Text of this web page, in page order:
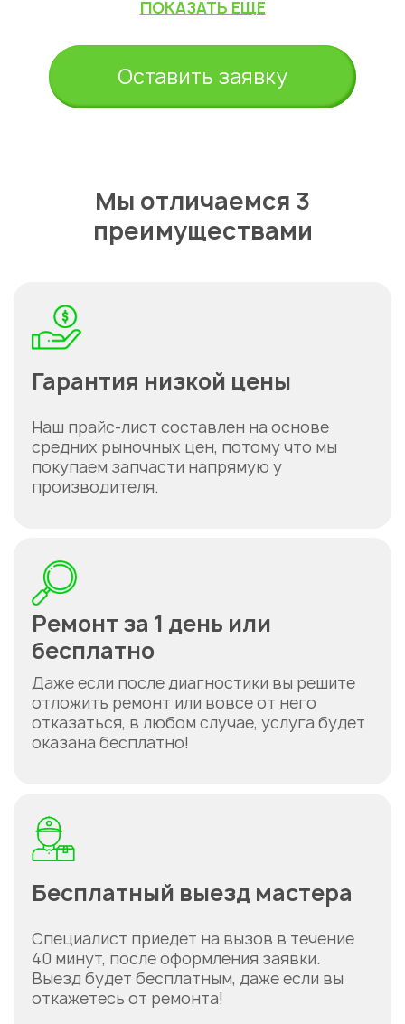
ПОКАЗАТЬ ЕЩЕ
Оставить заявку
Мы отличаемся 3
преимуществами
Гарантия низкой цены
Наш прайс-лист составлен на основе
средних рыночных цен, потому что мы
покупаем запчасти напрямую у
производителя.
Ремонт за 1 день или
бесплатно
Даже если после диагностики вы решите
отложить ремонт или вовсе от него
отказаться, в любом случае, услуга будет
оказана бесплатно!
Бесплатный выезд мастера
Специалист приедет на вызов в течение
40 минут, после оформления заявки.
Выезд будет бесплатным, даже если вы
откажетесь от ремонта!